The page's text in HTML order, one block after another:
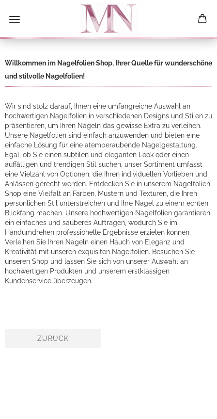
Willkommen im Nagelfolien Shop, Ihrer Quelle für wunderschöne
und stilvolle Nagelfolien!
Wir sind stolz darauf, Ihnen eine umfangreiche Auswahl an
hochwertigen Nagelfolien in verschiedenen Designs und Stilen zu
präsentieren, um Ihren Nägeln das gewisse Extra zu verleihen.
Unsere Nagelfolien sind einfach anzuwenden und bieten eine
einfache Lösung für eine atemberaubende Nagelgestaltung.
Egal, ob Sie einen subtilen und eleganten Look oder einen
auffälligen und trendigen Stil suchen, unser Sortiment umfasst
eine Vielzahl von Optionen, die Ihren individuellen Vorlieben und
Anlässen gerecht werden. Entdecken Sie in unserem Nagelfolien
Shop eine Vielfalt an Farben, Mustern und Texturen, die Ihren
persönlichen Stil unterstreichen und Ihre Nägel zu einem echten
Blickfang machen. Unsere hochwertigen Nagelfolien garantieren
ein einfaches und sauberes Auftragen, wodurch Sie im
Handumdrehen professionelle Ergebnisse erzielen können.
Verleihen Sie Ihren Nägeln einen Hauch von Eleganz und
Kreativität mit unseren exquisiten Nagelfolien. Besuchen Sie
unseren Shop und lassen Sie sich von unserer Auswahl an
hochwertigen Produkten und unserem erstklassigen
Kundenservice überzeugen.
ZURÜCK